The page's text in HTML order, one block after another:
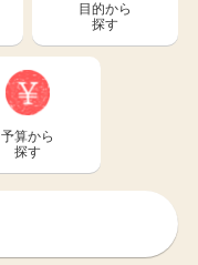
目的から
探す
予算から
探す